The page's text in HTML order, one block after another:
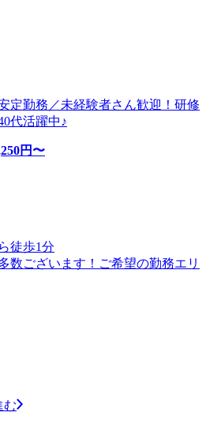
定勤務／未経験者さん歓迎！研修
代活躍中♪
円〜
徒歩1分
数ございます！ご希望の勤務エリ
む